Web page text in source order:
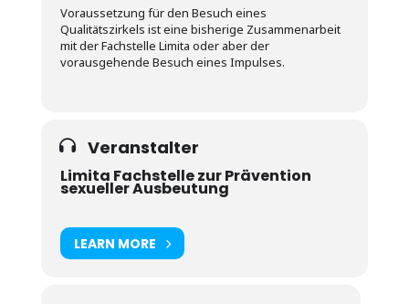
Voraussetzung für den Besuch eines
Qualitätszirkels ist eine bisherige Zusammenarbeit
mit der Fachstelle Limita oder aber der
vorausgehende Besuch eines Impulses.
Veranstalter
Limita Fachstelle zur Prävention
sexueller Ausbeutung
LEARN MORE